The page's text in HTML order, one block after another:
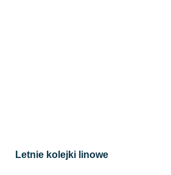
Letnie kolejki linowe